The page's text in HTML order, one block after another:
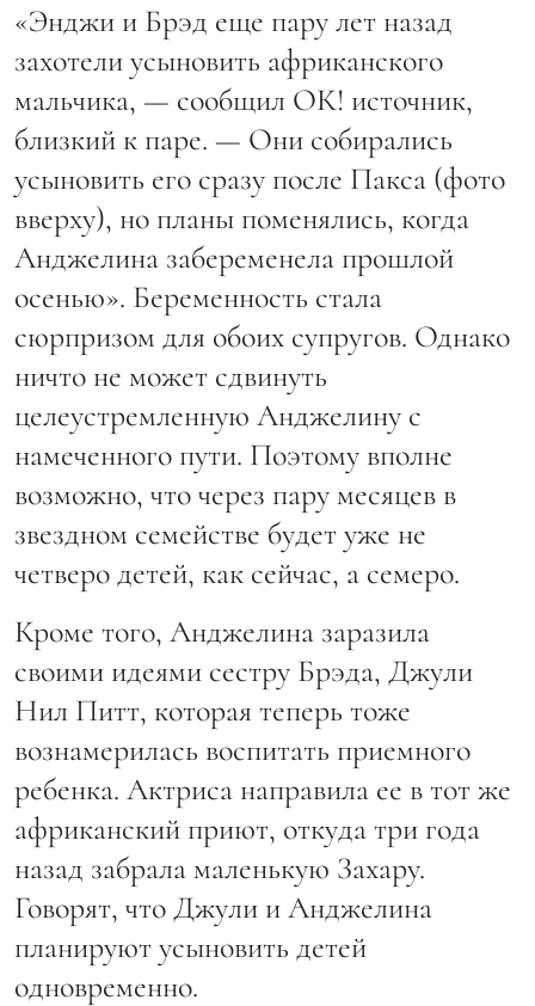
«Энджи и Брэд еще пару лет назад
захотели усыновить африканского
мальчика, — сообщил ОК! источник,
близкий к паре. — Они собирались
усыновить его сразу после Пакса (фото
вверху), но планы поменялись, когда
Анджелина забеременела прошлой
осенью». Беременность стала
сюрпризом для обоих супругов. Однако
ничто не может сдвинуть
целеустремленную Анджелину с
намеченного пути. Поэтому вполне
возможно, что через пару месяцев в
звездном семействе будет уже не
четверо детей, как сейчас, а семеро.
Кроме того, Анджелина заразила
своими идеями сестру Брэда, Джули
Нил Питт, которая теперь тоже
вознамерилась воспитать приемного
ребенка. Актриса направила ее в тот же
африканский приют, откуда три года
назад забрала маленькую Захару.
Говорят, что Джули и Анджелина
планируют усыновить детей
одновременно.